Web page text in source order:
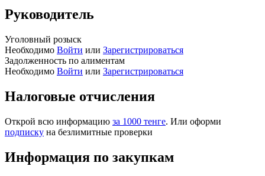
Руководитель
Уголовный розыск
Необходимо Войти или Зарегистрироваться
Задолженность по алиментам
Необходимо Войти или Зарегистрироваться
Налоговые отчисления
Открой всю информацию за 1000 тенге. Или оформи
подписку на безлимитные проверки
Информация по закупкам